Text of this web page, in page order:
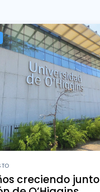
creciendo junto